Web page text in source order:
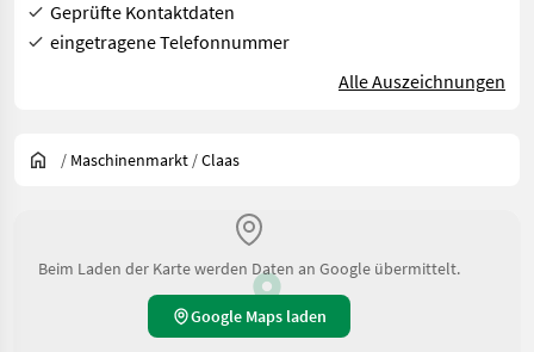
Geprüfte Kontaktdaten
eingetragene Telefonnummer
Alle Auszeichnungen
/ Maschinenmarkt /Claas
Beim Laden der Karte werden Daten an Google übermittelt.
Google Maps laden